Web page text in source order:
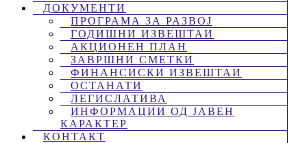
ДОКУМЕНТИ
ПРОГРАМА ЗА РАЗВОЈ
ГОДИШНИ ИЗВЕШТАИ
АКЦИОНЕН ПЛАН
ЗАВРШНИ СМЕТКИ
ФИНАНСИСКИ ИЗВЕШТАИ
ОСТАНАТИ
ЛЕГИСЛАТИВА
ИНФОРМАЦИИ ОД ЈАВЕН
КАРАКТЕР
КОНТАКТ